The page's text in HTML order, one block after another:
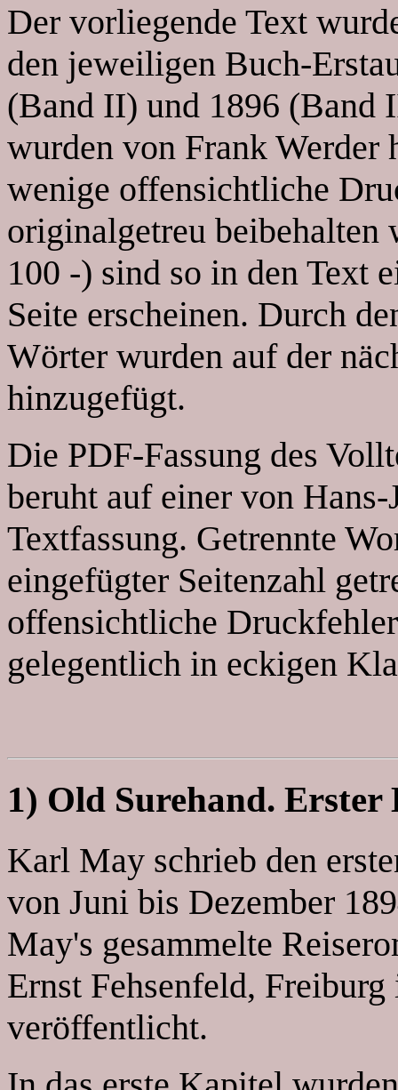
Der vorliegende Text
den jeweiligen Buch-
(Band II) und 1896 (Band
wurden von Frank Werder
wenige offensichtliche
originalgetreu beibehalten
100 -) sind so in den Text
Seite erscheinen. Durch
Wörter wurden auf der
hinzugefügt.
Die PDF-Fassung des
beruht auf einer von
Textfassung. Getrennte
eingefügter Seitenzahl
offensichtliche
gelegentlich in eckigen
1) Old Surehand. Erster
Karl May schrieb den
von Juni bis Dezember
May's gesammelte
Ernst Fehsenfeld,
veröffentlicht.